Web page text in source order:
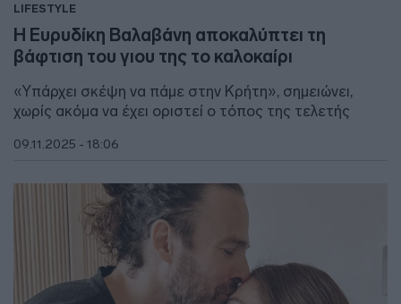
LIFESTYLE
Η Ευρυδίκη Βαλαβάνη αποκαλύπτει τη
βάφτιση του γιου της το καλοκαίρι
«Υπάρχει σκέψη να πάμε στην Κρήτη», σημειώνει,
χωρίς ακόμα να έχει οριστεί ο τόπος της τελετής
09.11.2025 - 18:06